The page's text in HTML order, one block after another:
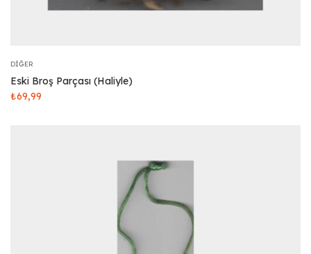
DIĞER
Eski Broş Parçası (Haliyle)
₺69,99